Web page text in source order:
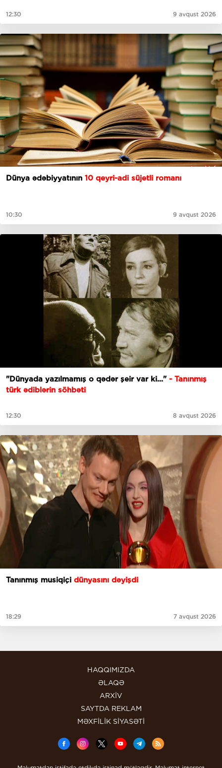
12:30 9 avqust 2026
Dünya ədəbiyyatının 10 qeyri-adi süjetli romanı
10:30 9 avqust 2026
"Dünyada yazılmamış o qədər şeir var ki..." - Tanınmış
türk ədiblərin söhbəti
12:30 8 avqust 2026
Tanınmış musiqiçi dünyasını dəyişdi
18:29 7 avqust 2026
HAQQIMIZDA
ƏLAQƏ
ARXİV
SAYTDA REKLAM
MƏXFİLİK SİYASƏTİ